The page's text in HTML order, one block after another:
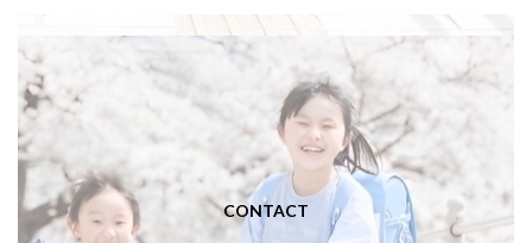
CONTACT